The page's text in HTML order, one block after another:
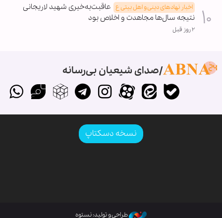
اخبار نهادهای دینی و اهل بیتی ع عاقبت‌به‌خیری شهید لاریجانی
نتیجه سال‌ها مجاهدت و اخلاص بود
۲ روز قبل
صدای شیعیان بی‌رسانه
نسخه دسکتاپ
طراحی و تولید: نستوه